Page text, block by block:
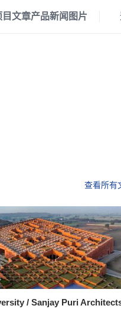
文章产品新闻 图片
查看所有
/ Sanjay Puri